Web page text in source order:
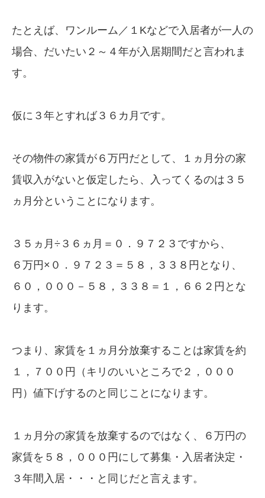
たとえば、ワンルーム／１Kなどで入居者が一人の
場合、だいたい２～４年が入居期間だと言われま
す。
仮に３年とすれば３６カ月です。
その物件の家賃が６万円だとして、１ヵ月分の家
賃収入がないと仮定したら、入ってくるのは３５
ヵ月分ということになります。
３５ヵ月÷３６ヵ月＝０．９７２３ですから、
６万円×０．９７２３＝５８，３３８円となり、
６０，０００－５８，３３８＝１，６６２円とな
ります。
つまり、家賃を１ヵ月分放棄することは家賃を約
１，７００円（キリのいいところで２，０００
円）値下げするのと同じことになります。
１ヵ月分の家賃を放棄するのではなく、６万円の
家賃を５８，０００円にして募集・入居者決定・
３年間入居・・・と同じだと言えます。